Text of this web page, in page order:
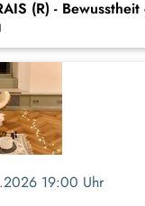
(R) -
19:00 Uhr